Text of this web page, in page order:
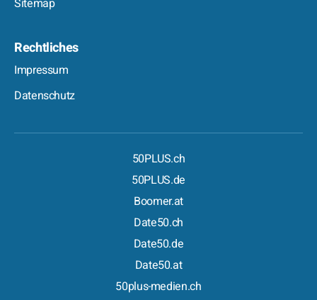
Sitemap
Rechtliches
Impressum
Datenschutz
50PLUS.ch
50PLUS.de
Boomer.at
Date50.ch
Date50.de
Date50.at
50plus-medien.ch